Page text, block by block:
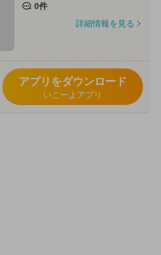
0件
詳細情報を見る
アプリをダウンロード
いこーよアプリ